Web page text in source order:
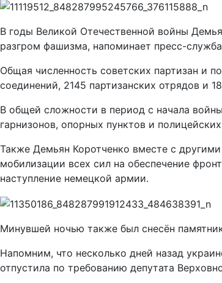
В годы Великой Отечественной войны
разгром фашизма, напоминает пресс-
Общая численность советских партизан и
соединений, 2145 партизанских отрядов и
В общей сложности в период с начала
гарнизонов, опорных пунктов и
Также Демьян Коротченко вместе с
мобилизации всех сил на обеспечение
наступление немецкой армии.
Минувшей ночью также был снесён
Напомним, что несколько дней назад
отпустила по требованию депутата